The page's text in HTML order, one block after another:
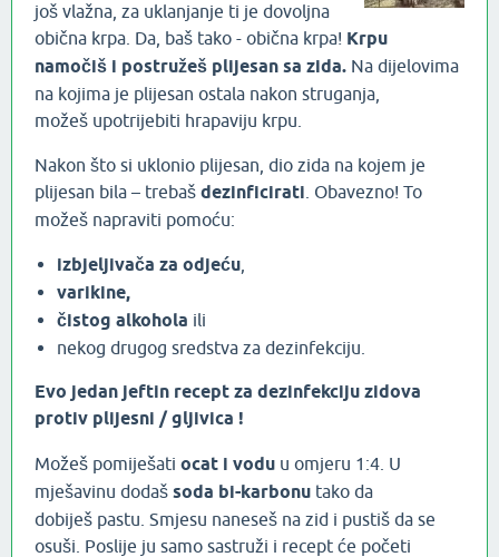
još vlažna, za uklanjanje ti je dovoljna
obična krpa. Da, baš tako - obična krpa! Krpu
namočiš i postružeš plijesan sa zida. Na dijelovima
na kojima je plijesan ostala nakon struganja,
možeš upotrijebiti hrapaviju krpu.
Nakon što si uklonio plijesan, dio zida na kojem je
plijesan bila – trebaš dezinficirati . Obavezno! To
možeš napraviti pomoću:
izbjeljivača za odjeću
varikine,
čistog alkohola ili
nekog drugog sredstva za dezinfekciju.
Evo jedan jeftin recept za dezinfekciju zidova
protiv plijesni / gljivica !
Možeš pomiješati ocat i vodu u omjeru 1:4. U
mješavinu dodaš soda bi-karbonu tako da
dobiješ pastu. Smjesu naneseš na zid i pustiš da se
osuši. Poslije ju samo sastruži i recept će početi